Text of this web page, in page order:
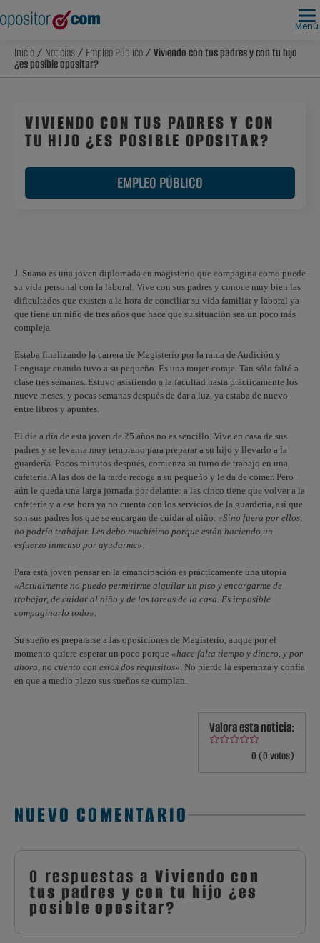
Menú
Inicio/ Noticias/ Empleo Público/ Viviendo con tus padres y con tu hijo
¿es posible opositar?
VIVIENDO CON TUS PADRES Y CON
TU HIJO ¿ES POSIBLE OPOSITAR?
EMPLEO PÚBLICO
J. Suano es una joven diplomada en magisterio que compagina como puede
su vida personal con la laboral. Vive con sus padres y conoce muy bien las
dificultades que existen a la hora de conciliar su vida familiar y laboral ya
que tiene un niño de tres años que hace que su situación sea un poco más
compleja.
Estaba finalizando la carrera de Magisterio por la rama de Audición y
Lenguaje cuando tuvo a su pequeño. Es una mujer-coraje. Tan sólo faltó a
clase tres semanas. Estuvo asistiendo a la facultad hasta prácticamente los
nueve meses, y pocas semanas después de dar a luz, ya estaba de nuevo
entre libros y apuntes.
El día a día de esta joven de 25 años no es sencillo. Vive en casa de sus
padres y se levanta muy temprano para preparar a su hijo y llevarlo a la
guardería. Pocos minutos después, comienza su turno de trabajo en una
cafetería. A las dos de la tarde recoge a su pequeño y le da de comer. Pero
aún le queda una larga jornada por delante: a las cinco tiene que volver a la
cafetería y a esa hora ya no cuenta con los servicios de la guardería, así que
son sus padres los que se encargan de cuidar al niño. «Sino fuera por ellos,
no podría trabajar. Les debo muchísimo porque están haciendo un
esfuerzo inmenso por ayudarme».
Para está joven pensar en la emancipación es prácticamente una utopía
«Actualmente no puedo permitirme alquilar un piso y encargarme de
trabajar, de cuidar al niño y de las tareas de la casa. Es imposible
compaginarlo todo».
Su sueño es prepararse a las oposiciones de Magisterio, auque por el
momento quiere esperar un poco porque «hace falta tiempo y dinero, y por
ahora, no cuento con estos dos requisitos». No pierde la esperanza y confía
en que a medio plazo sus sueños se cumplan.
Valora esta noticia:
0 (0 votos)
NUEVO COMENTARIO
0 respuestas a Viviendo con
tus padres y con tu hijo ¿es
posible opositar?